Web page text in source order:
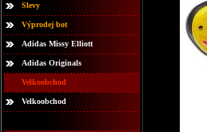
Slevy
Výprodej bot
Adidas Missy Elliott
Adidas Originals
Velkoobchod
Velkoobchod